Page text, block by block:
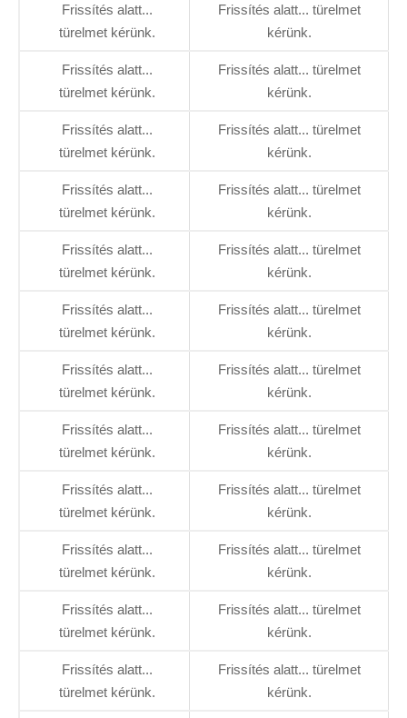
Frissítés alatt...
türelmet kérünk.
Frissítés alatt... türelmet
kérünk.
Frissítés alatt...
türelmet kérünk.
Frissítés alatt... türelmet
kérünk.
Frissítés alatt...
türelmet kérünk.
Frissítés alatt... türelmet
kérünk.
Frissítés alatt...
türelmet kérünk.
Frissítés alatt... türelmet
kérünk.
Frissítés alatt...
türelmet kérünk.
Frissítés alatt... türelmet
kérünk.
Frissítés alatt...
türelmet kérünk.
Frissítés alatt... türelmet
kérünk.
Frissítés alatt...
türelmet kérünk.
Frissítés alatt... türelmet
kérünk.
Frissítés alatt...
türelmet kérünk.
Frissítés alatt... türelmet
kérünk.
Frissítés alatt...
türelmet kérünk.
Frissítés alatt... türelmet
kérünk.
Frissítés alatt...
türelmet kérünk.
Frissítés alatt... türelmet
kérünk.
Frissítés alatt...
türelmet kérünk.
Frissítés alatt... türelmet
kérünk.
Frissítés alatt...
türelmet kérünk.
Frissítés alatt... türelmet
kérünk.